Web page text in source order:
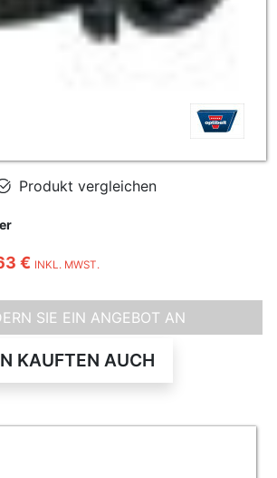
Produkt vergleichen
€ INKL. MWST.
SIE EIN ANGEBOT AN
KAUFTEN AUCH